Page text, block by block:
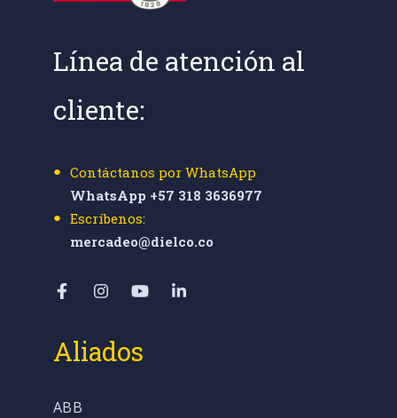
Línea de atención al
cliente:
Contáctanos por WhatsApp
WhatsApp +57 318 3636977
Escríbenos:
mercadeo@dielco.co
Aliados
ABB